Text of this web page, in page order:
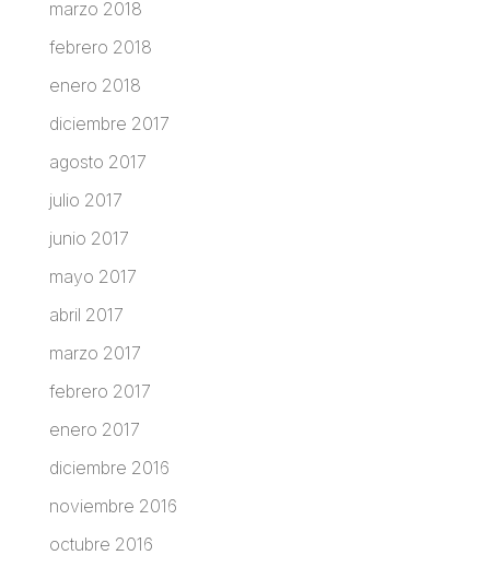
marzo 2018
febrero 2018
enero 2018
diciembre 2017
agosto 2017
julio 2017
junio 2017
mayo 2017
abril 2017
marzo 2017
febrero 2017
enero 2017
diciembre 2016
noviembre 2016
octubre 2016